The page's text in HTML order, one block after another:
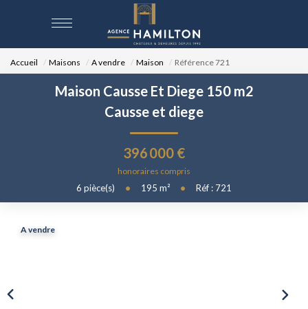
ACCUEIL
NOS BIENS
VENDRE UN BIEN
DÉPOSEZ VOTRE RECHERCHE
Accueil Maisons A vendre Maison Référence 721
Maison Causse Et Diege 150 m2
Causse et diege
396 000 €
honoraires compris
6 pièce(s) • 195 m² • Réf : 721
A vendre